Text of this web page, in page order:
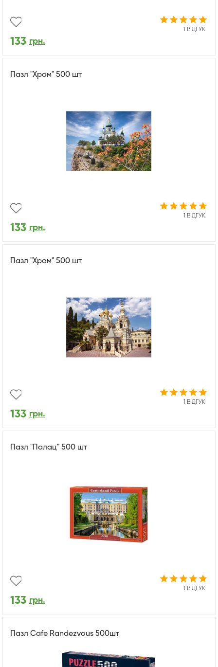
1 ВІДГУК
133 грн.
Пазл "Храм" 500 шт
1 ВІДГУК
133 грн.
Пазл "Храм" 500 шт
1 ВІДГУК
133 грн.
Пазл "Палац" 500 шт
1 ВІДГУК
133 грн.
Пазл Cafe Randezvous 500шт